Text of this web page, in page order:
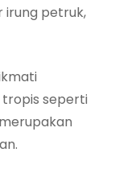
irung petruk,
tropis seperti